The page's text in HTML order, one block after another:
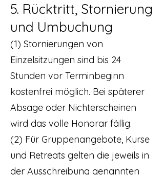
5. Rücktritt, Stornierung
und Umbuchung
(1) Stornierungen von
Einzelsitzungen sind bis 24
Stunden vor Terminbeginn
kostenfrei möglich. Bei späterer
Absage oder Nichterscheinen
wird das volle Honorar fällig.
(2) Für Gruppenangebote, Kurse
und Retreats gelten die jeweils in
der Ausschreibung genannten